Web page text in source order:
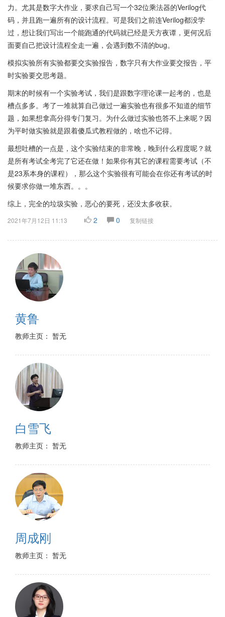
力。尤其是数字大作业，要求自己写一个32位乘法器的Verilog代
码，并且跑一遍所有的设计流程。可是我们之前连Verilog都没学
过，想让我们写出一个能跑通的代码就已经是天方夜谭，更何况后
面要自己把设计流程全走一遍，会遇到数不清的bug。
模拟实验所有实验都要交实验报告，数字只有大作业要交报告，平
时实验要交思考题。
期末的时候有一个实验考试，我们是跟数字理论课一起考的，也是
槽点多多。考了一堆就算自己做过一遍实验也有很多不知道的细节
题，如果想拿高分得专门复习。为什么做过实验也答不上来呢？因
为平时做实验就是跟着傻瓜式教程做的，啥也不记得。
最想吐槽的一点是，这个实验结束的非常晚，晚到什么程度呢？就
是所有考试全考完了它还在做！如果你有其它的课程需要考试（不
是23系本身的课程），那么这个实验很有可能会在你还有考试的时
候要求你做一堆东西。。。
综上，完全的垃圾实验，恶心的要死，还没太多收获。
2021年7月12日 11:13 2 0 复制链接
黄鲁
教师主页： 暂无
白雪飞
教师主页： 暂无
周成刚
教师主页： 暂无